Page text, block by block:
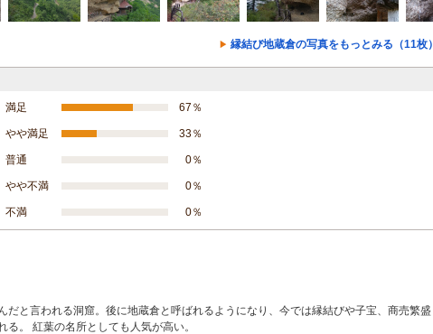
縁結び地蔵倉の写真をもっとみる（11枚）
満足 67％
やや満足 33％
普通 0％
やや不満 0％
不満 0％
だと言われる洞窟。後に地蔵倉と呼ばれるようになり、今では縁結びや子宝、商売繁盛
。 紅葉の名所としても人気が高い。